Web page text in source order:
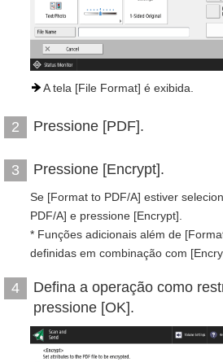
A tela [File Format] é exibida.
2 Pressione [PDF].
3 Pressione [Encrypt].
Se [Format to PDF/A] estiver
PDF/A] e pressione [Encrypt].
* Funções adicionais além de
definidas em combinação com
4
Defina a operação como
pressione [OK].